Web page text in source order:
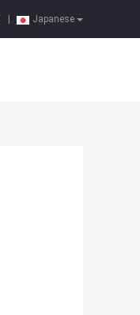
Japanese